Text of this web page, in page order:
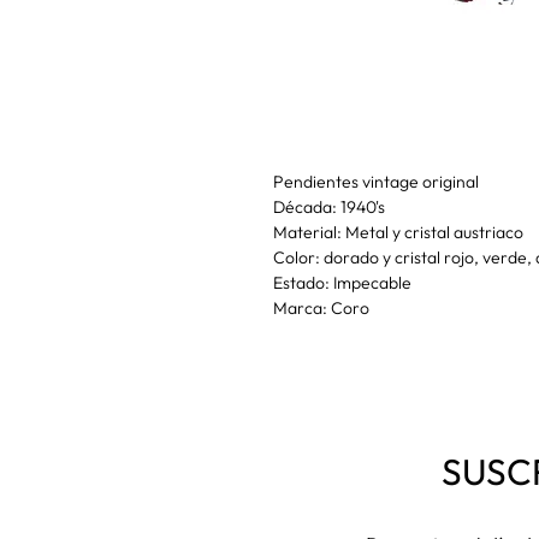
Pendientes vintage original
Década: 1940's
Material: Metal y cristal austriaco
Color: dorado y cristal rojo, verde,
Estado: Impecable
Marca: Coro